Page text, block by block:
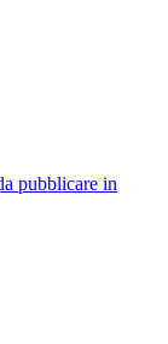
pubblicare in